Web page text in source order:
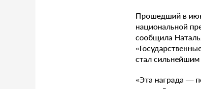
Прошедший в
национальной
сообщила
стал
«Эта награда —